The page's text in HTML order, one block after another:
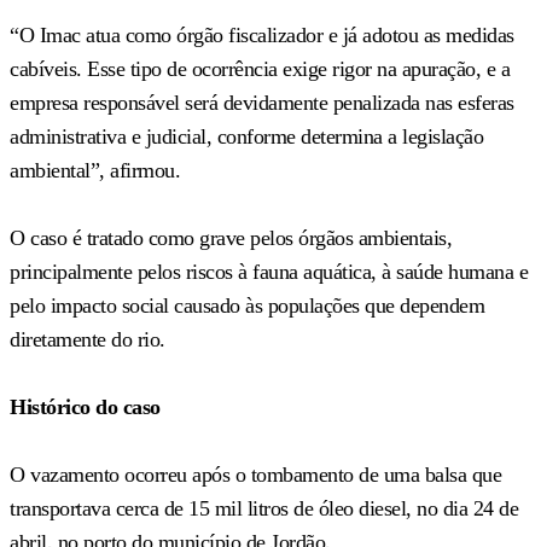
“O Imac atua como órgão fiscalizador e já adotou as medidas
cabíveis. Esse tipo de ocorrência exige rigor na apuração, e a
empresa responsável será devidamente penalizada nas esferas
administrativa e judicial, conforme determina a legislação
ambiental”, afirmou.
O caso é tratado como grave pelos órgãos ambientais,
principalmente pelos riscos à fauna aquática, à saúde humana e
pelo impacto social causado às populações que dependem
diretamente do rio.
Histórico do caso
O vazamento ocorreu após o tombamento de uma balsa que
transportava cerca de 15 mil litros de óleo diesel, no dia 24 de
abril, no porto do município de Jordão.